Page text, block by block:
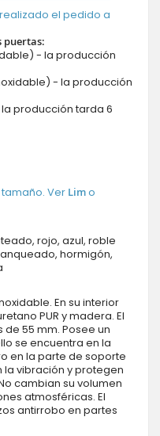
el pedido a
puertas:
- la producción
- la producción
producción tarda 6
Ver Limo
rojo, azul, roble
hormigón,
En su interior
PUR y madera. El
55 mm. Posee un
se encuentra en la
en la parte de soporte
la vibración y protegen
cambian su volumen
atmosféricas. El
antirrobo en partes